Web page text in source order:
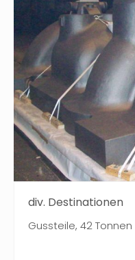
div. Destinationen
Gussteile, 42 Tonnen